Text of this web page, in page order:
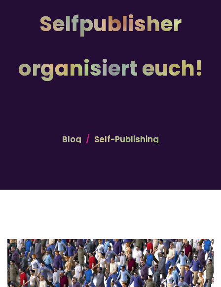
Selfpublisher
organisiert euch!
Blog Self-Publishing